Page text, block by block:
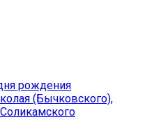
рождения
(Бычковского),